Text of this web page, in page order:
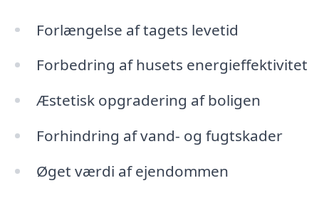
Forlængelse af tagets levetid
Forbedring af husets energieffektivitet
Æstetisk opgradering af boligen
Forhindring af vand- og fugtskader
Øget værdi af ejendommen